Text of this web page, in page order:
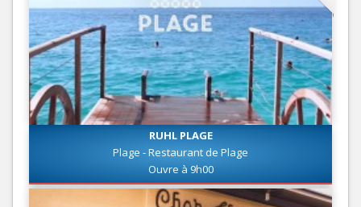
RUHL PLAGE
Plage - Restaurant de Plage
Ouvre à 9h00